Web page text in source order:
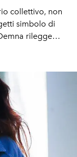
collettivo, non
simbolo di
rilegge